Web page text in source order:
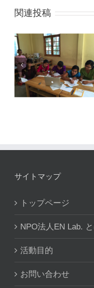
関連投稿
ミャンマー
タディーツ
ー 2015 ス
ッフレポー
サイトマップ
トップページ
NPO法人EN Lab.
活動目的
お問い合わせ